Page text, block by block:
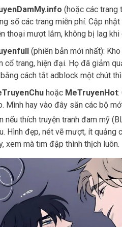
(hoặc các trang
số các trang miễn phí. Cập
thoại mượt lắm, không bị lag khi
(phiên bản mới nhất):
cổ trang, hiện đại. Họ đã giảm
cách tắt adblock một chút
hoặc MeTruyenHot:
Mình hay vào đây săn các bộ
nếu thích truyện tranh đam mỹ
Hình đẹp, nét vẽ mượt, ít quảng
xem mà tim đập thình thịch luôn.